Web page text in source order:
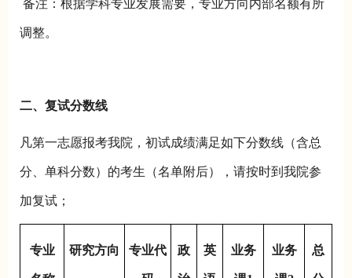
备注：根据学科专业发展需要，专业方向内部名额有所
调整。
二、复试分数线
凡第一志愿报考我院，初试成绩满足如下分数线（含总
分、单科分数）的考生（名单附后），请按时到我院参
加复试；
专业 研究方向 专业代 政 英 业务 业务 总